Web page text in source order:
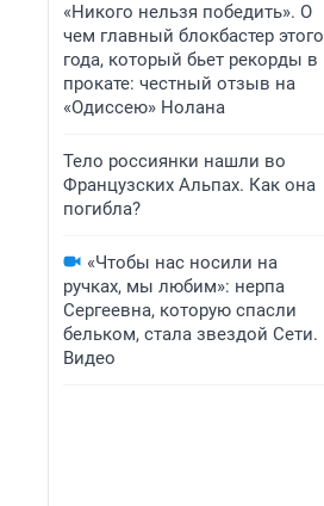
«Никого нельзя победить». О
чем главный блокбастер этого
года, который бьет рекорды в
прокате: честный отзыв на
«Одиссею» Нолана
Тело россиянки нашли во
Французских Альпах. Как она
погибла?
«Чтобы нас носили на
ручках, мы любим»: нерпа
Сергеевна, которую спасли
бельком, стала звездой Сети.
Видео